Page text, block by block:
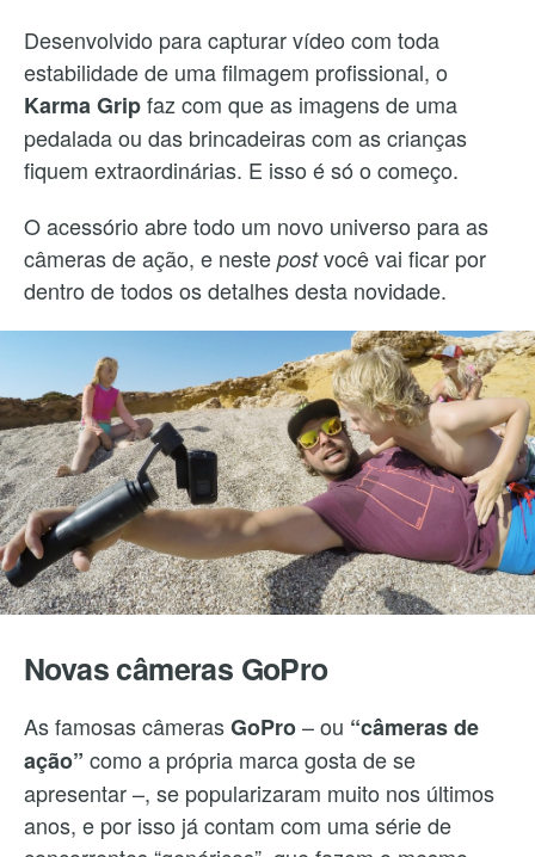
Desenvolvido para capturar vídeo com toda
estabilidade de uma filmagem profissional, o
Karma Gripfaz com que as imagens de uma
pedalada ou das brincadeiras com as crianças
fiquem extraordinárias. E isso é só o começo.
O acessório abre todo um novo universo para as
câmeras de ação, e neste postvocê vai ficar por
dentro de todos os detalhes desta novidade.
Novas câmeras GoPro
As famosas câmerasGoPro– ou “câmeras de
ação” como a própria marca gosta de se
apresentar –, se popularizaram muito nos últimos
anos, e por isso já contam com uma série de